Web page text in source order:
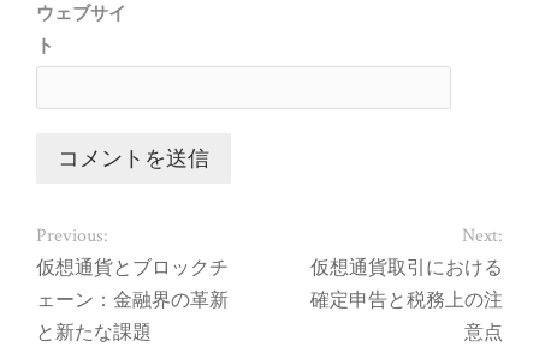
ウェブサイ
ト
Previous:
仮想通貨とブロックチ
ェーン：金融界の革新
と新たな課題
Next:
仮想通貨取引における
確定申告と税務上の注
意点